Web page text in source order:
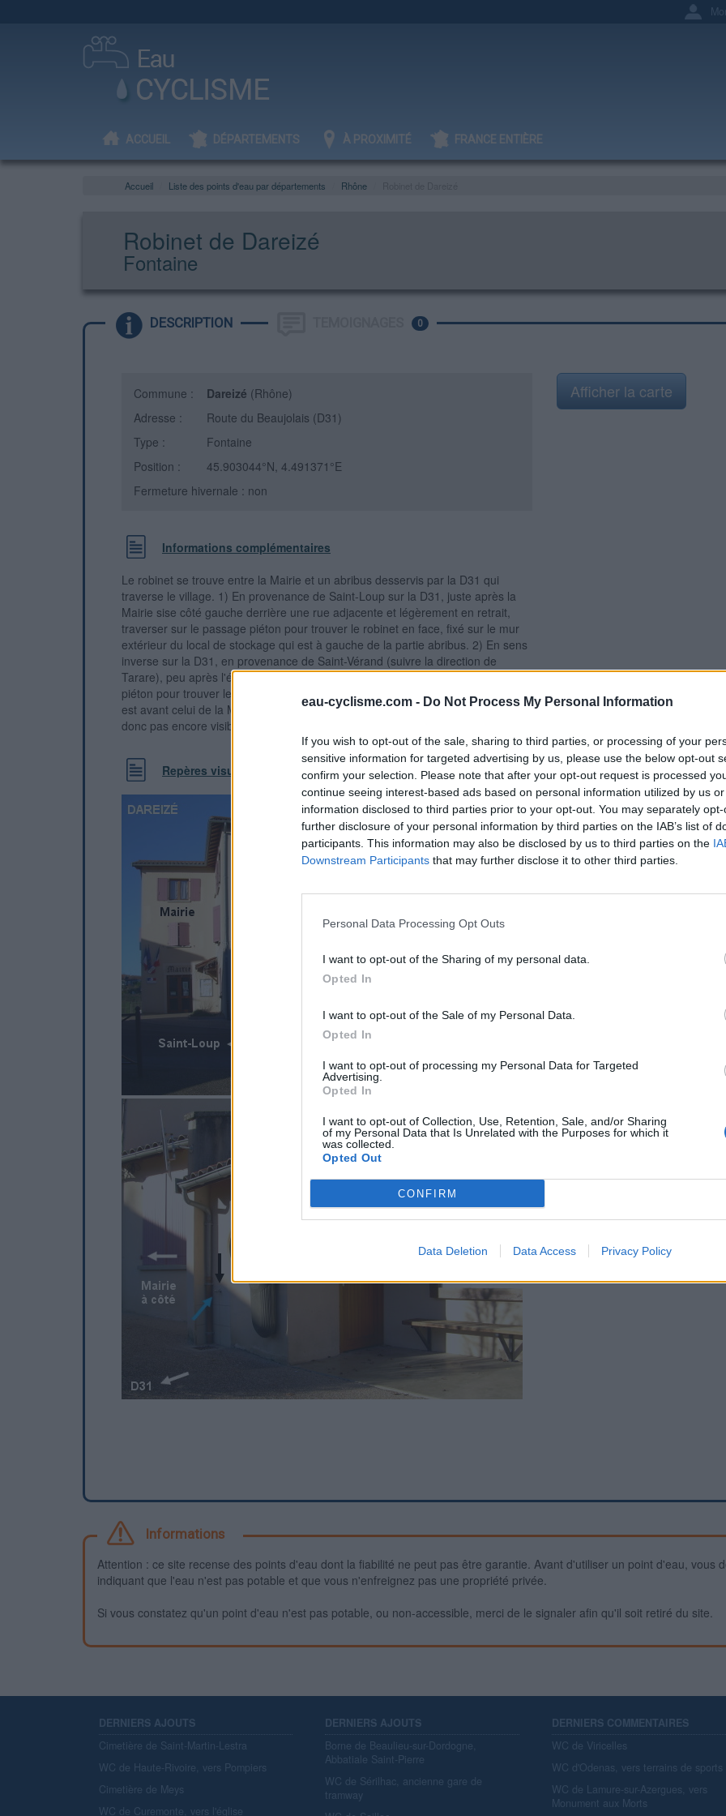
eau-cyclisme.com - Do Not Process My Personal Information
If you wish to opt-out of the sale, sharing to third parties, or processing of your
sensitive information for targeted advertising by us, please use the below opt-out
confirm your selection. Please note that after your opt-out request is processed
continue seeing interest-based ads based on personal information utilized by us
information disclosed to third parties prior to your opt-out. You may separately
further disclosure of your personal information by third parties on the IAB’s list of
participants. This information may also be disclosed by us to third parties on the
Downstream Participants that may further disclose it to other third parties.
Personal Data Processing Opt Outs
I want to opt-out of the Sharing of my personal data.
Opted In
I want to opt-out of the Sale of my Personal Data.
Opted In
I want to opt-out of processing my Personal Data for Targeted
Advertising.
Opted In
I want to opt-out of Collection, Use, Retention, Sale, and/or Sharing
of my Personal Data that Is Unrelated with the Purposes for which it
was collected.
Opted Out
CONFIRM
Data Deletion Data Access Privacy Policy
ACCUEIL DÉPARTEMENTS À PROXIMITÉ FRANCE ENTIÈRE
Accueil Liste des points d'eau par départements Rhône
Robinet de Dareizé
Fontaine
DESCRIPTION 0
Commune : Dareizé (Rhône)
Adresse :
Route du Beaujolais (D31)
Type :
Fontaine
Position :
45.903044°N, 4.491371°E
Fermeture hivernale : non
Informations complémentaires
Le robinet se trouve entre la Mairie et un abribus desservis par la D31 qui
traverse le village. 1) En provenance de Saint-Loup sur la D31, juste après la
Mairie sise côté gauche derrière une rue adjacente et légèrement en retrait,
traverser sur le passage piéton pour trouver le robinet en face, fixé sur le mur
extérieur du local de stockage qui est à gauche de la partie abribus. 2) En sens
inverse sur la D31, en provenance de Saint-Vérand (suivre la direction de
Tarare), peu après l'église érigée côté droit, s'arrêter au niveau du passage
piéton pour trouver le robinet sur le petit bâtiment qui comporte l'abribus et qui
est avant celui de la Mairie (en L et dont l'entrée est en retrait dans le creux
donc pas encore visible).
Repères visuels
Afficher la carte
Signaler une erreur
Informations
Attention : ce site recense des points d'eau dont la fiabilité ne peut pas être garantie. Avant d'utiliser un point d'eau, vous
indiquant que l'eau n'est pas potable et que vous n'enfreignez pas une propriété privée.
Si vous constatez qu'un point d'eau n'est pas potable, ou non-accessible, merci de le signaler afin qu'il soit retiré du site.
DERNIERS AJOUTS
Cimetière de Saint-Martin-Lestra
WC de Haute-Rivoire, vers Pompiers
Cimetière de Meys
WC de Curemonte, vers l'église
DERNIERS AJOUTS
Borne de Beaulieu-sur-Dordogne,
Abbatiale Saint-Pierre
WC de Sérilhac, ancienne gare de
tramway
DERNIERS COMMENTAIRES
WC de Viricelles
WC d'Odenas, vers terrains de sports
WC de Lamure-sur-Azergues, vers
Monument aux Morts